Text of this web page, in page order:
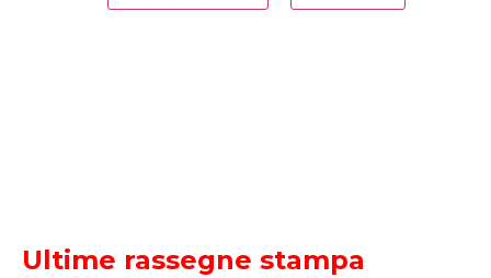
Ultime rassegne stampa